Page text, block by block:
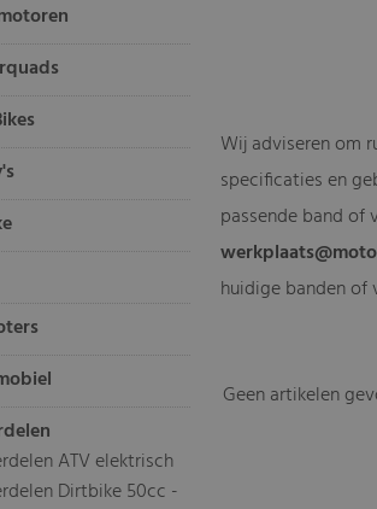
ATV elektrisch
Dirtbike 50cc -
Wij adviseren om
specificaties en
passende band
huidige banden of
Geen artikelen